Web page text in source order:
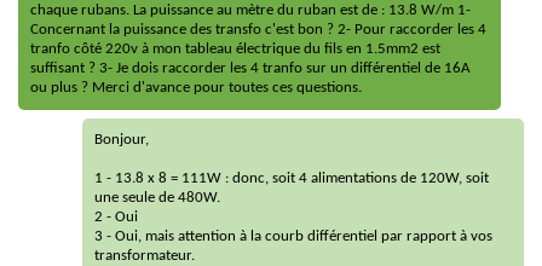
chaque rubans. La puissance au mètre du ruban est de : 13.8 W/m 1-
Concernant la puissance des transfo c'est bon ? 2- Pour raccorder les 4
tranfo côté 220v à mon tableau électrique du fils en 1.5mm2 est
suffisant ? 3- Je dois raccorder les 4 tranfo sur un différentiel de 16A
ou plus ? Merci d'avance pour toutes ces questions.
Bonjour,
1 - 13.8 x 8 = 111W : donc, soit 4 alimentations de 120W, soit
une seule de 480W.
2 - Oui
3 - Oui, mais attention à la courb différentiel par rapport à vos
transformateur.